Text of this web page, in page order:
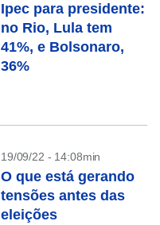
Ipec para presidente:
no Rio, Lula tem
41%, e Bolsonaro,
36%
19/09/22 - 14:08min
O que está gerando
tensões antes das
eleições